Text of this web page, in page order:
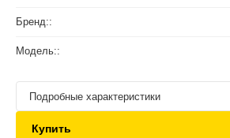
Бренд::
Модель::
Подробные характеристики
Купить